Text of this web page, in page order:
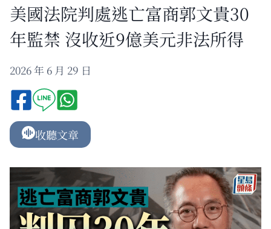
美國法院判處逃亡富商郭文貴30
年監禁 沒收近9億美元非法所得
2026 年 6 月 29 日
收聽文章